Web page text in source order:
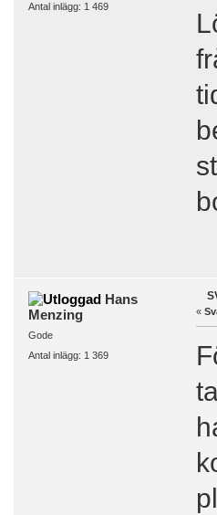
Antal inlägg: 1 469
Hans
Menzing
Gode
Antal inlägg: 1 369
«